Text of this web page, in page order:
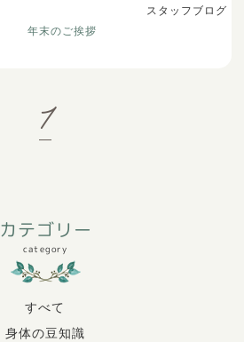
スタッフブログ
年末のご挨拶
1
カテゴリー
category
すべて
身体の豆知識